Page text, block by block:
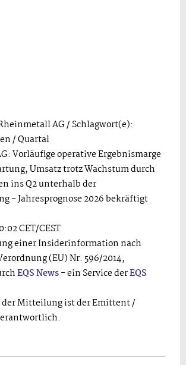
AG / Schlagwort(e):
/ Quartal
Vorläufige operative Ergebnismarge
Umsatz trotz Wachstum durch
ins Q2 unterhalb der
- Jahresprognose 2026 bekräftigt
CET/CEST
einer Insiderinformation nach
(EU) Nr. 596/2014,
EQS News- ein Service derEQS
Mitteilung ist der Emittent /